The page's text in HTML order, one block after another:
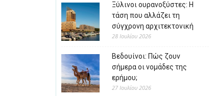
Ξύλινοι ουρανοξύστες: Η
τάση που αλλάζει τη
σύγχρονη αρχιτεκτονική
28 Ιουλίου 2026
Βεδουίνοι: Πώς ζουν
σήμερα οι νομάδες της
ερήμου;
27 Ιουλίου 2026